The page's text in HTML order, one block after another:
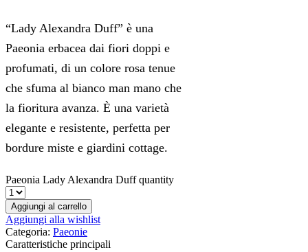
“Lady Alexandra Duff” è una
Paeonia erbacea dai fiori doppi e
profumati, di un colore rosa tenue
che sfuma al bianco man mano che
la fioritura avanza. È una varietà
elegante e resistente, perfetta per
bordure miste e giardini cottage.
Paeonia Lady Alexandra Duff quantity
Aggiungi al carrello
Aggiungi alla wishlist
Categoria: Paeonie
Caratteristiche principali